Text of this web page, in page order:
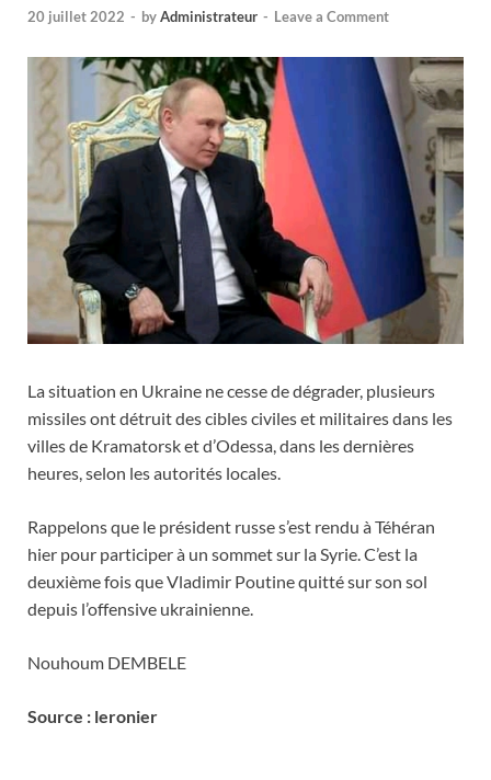
20 juillet 2022 - byAdministrateur - Leave a Comment
La situation en Ukraine ne cesse de dégrader, plusieurs
missiles ont détruit des cibles civiles et militaires dans les
villes de Kramatorsk et d’Odessa, dans les dernières
heures, selon les autorités locales.
Rappelons que le président russe s’est rendu à Téhéran
hier pour participer à un sommet sur la Syrie. C’est la
deuxième fois que Vladimir Poutine quitté sur son sol
depuis l’offensive ukrainienne.
Nouhoum DEMBELE
Source : leronier